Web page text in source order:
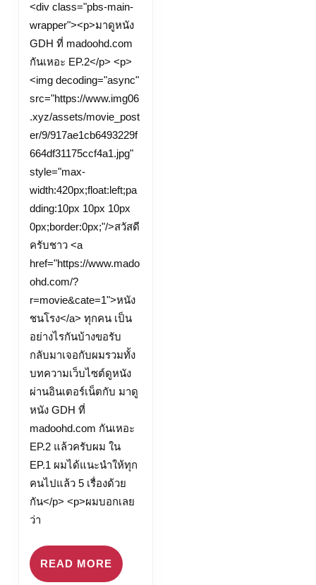
หนัง
ออนไลน์
ฟรี
24
ชั่วโมง
หนัง
ออนไลน์
หนัง
ฟรี
ดู
หนัง
ดู
หนัง
ออนไลน์
ฟรี
Top
14
by
Brittney
ดู
หนัง
ออนไลน์
Madoohd.com/?
r=movie&cate=1
5
April
<div class="pbs-main-
wrapper"><p>มาดูหนัง
GDH ที่ madoohd.com
กันเหอะ EP.2</p> <p>
<img decoding="async"
src="https://www.img06
.xyz/assets/movie_post
er/9/917ae1cb6493229f
664df31175ccf4a1.jpg"
style="max-
width:420px;float:left;pa
dding:10px 10px 10px
0px;border:0px;"/>สวัสดี
ครับชาว <a
href="https://www.mado
ohd.com/?
r=movie&cate=1">หนัง
ชนโรง</a> ทุกคน เป็น
อย่างไรกันบ้างขอรับ
กลับมาเจอกับผมรวมทั้ง
บทความเว็บไซต์ดูหนัง
ผ่านอินเตอร์เน็ตกับ มาดู
หนัง GDH ที่
madoohd.com กันเหอะ
EP.2 แล้วครับผม ใน
EP.1 ผมได้แนะนำให้ทุก
คนไปแล้ว 5 เรื่องด้วย
กัน</p> <p>ผมบอกเลย
ว่า
READ MORE READ
MORE